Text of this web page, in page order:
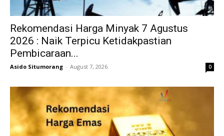
Rekomendasi Harga Minyak 7 Agustus
2026 : Naik Terpicu Ketidakpastian
Pembicaraan...
Asido Situmorang - August 7, 2026 0